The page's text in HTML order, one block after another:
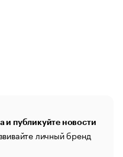
и публикуйте новости
личный бренд